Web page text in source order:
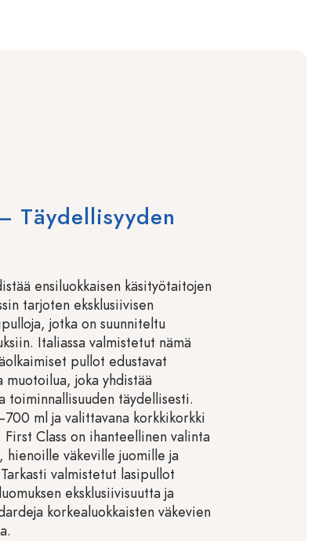
Täydellisyyden
ensiluokkaisen käsityötaitojen
tarjoten eksklusiivisen
jotka on suunniteltu
Italiassa valmistetut nämä
pullot edustavat
joka yhdistää
toiminnallisuuden täydellisesti.
ml ja valittavana korkkikorkki
Class on ihanteellinen valinta
väkeville juomille ja
valmistetut lasipullot
eksklusiivisuutta ja
korkealuokkaisten väkevien